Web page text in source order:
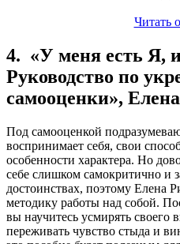
Читать
4. «У меня есть Я,
Руководство по
самооценки»,
Под самооценкой
воспринимает себя, свои
особенности характера. Но
себе слишком самокритично и
достоинствах, поэтому Елена
методику работы над собой.
вы научитесь усмирять своего
переживать чувство стыда и